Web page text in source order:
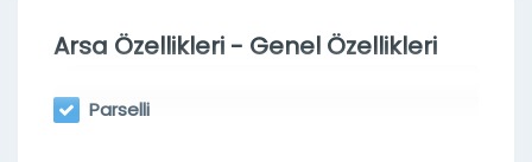
Arsa Özellikleri - Genel Özellikleri
Parselli